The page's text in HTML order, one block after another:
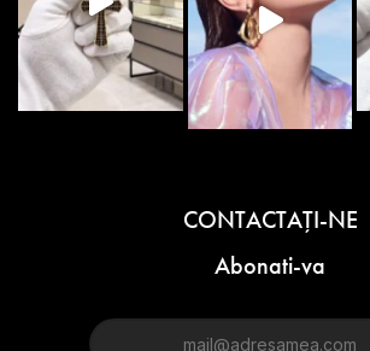
CONTACTAŢI-NE
Abonati-va